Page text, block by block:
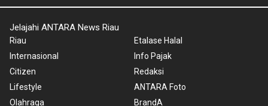
Jelajahi ANTARA News Riau
Riau
Internasional
Citizen
Lifestyle
Olahraga
Etalase Halal
Info Pajak
Redaksi
ANTARA Foto
BrandA